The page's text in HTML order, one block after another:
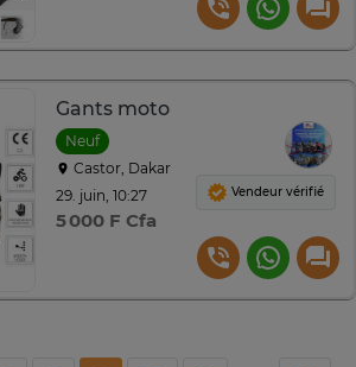
Gants moto
Neuf
Castor, Dakar
29. juin, 10:27
5 000 F Cfa
Vendeur vérifié